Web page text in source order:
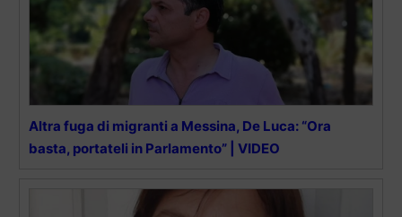
Altra fuga di migranti a Messina, De Luca: “Ora
basta, portateli in Parlamento” | VIDEO